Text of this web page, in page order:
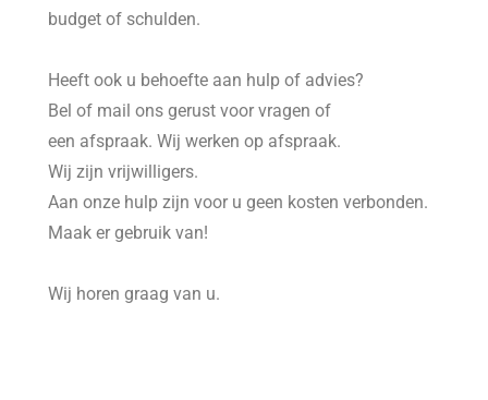
budget of schulden.
Heeft ook u behoefte aan hulp of advies?
Bel of mail ons gerust voor vragen of
een afspraak. Wij werken op afspraak.
Wij zijn vrijwilligers.
Aan onze hulp zijn voor u geen kosten verbonden.
Maak er gebruik van!
Wij horen graag van u.